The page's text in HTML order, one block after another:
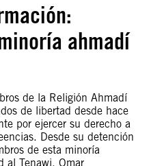
ahmadí
de la Religión Ahmadí
de libertad desde hace
por ejercer su derecho a
Desde su detención
de esta minoría
al Tenawi, Omar